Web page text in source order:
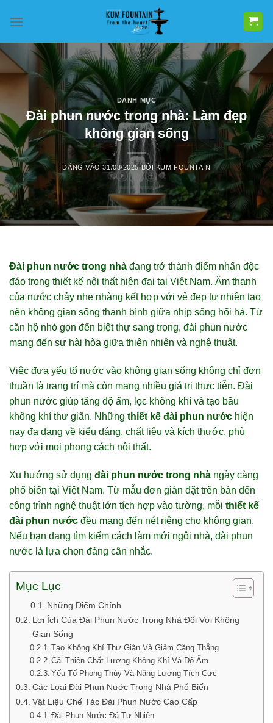
qua
dung
DANH MỤC
Đài phun nước trong nhà: Làm đẹp
không gian sống
ĐĂNG VÀO31/03/2025 BỞI KUM FOUNTAIN
Đài phun nước trong nhà đang trở thành điểm nhấn độc
đáo trong thiết kế nội thất hiện đại tại Việt Nam. Âm thanh
của nước chảy nhẹ nhàng kết hợp với vẻ đẹp tự nhiên tạo
nên không gian sống thanh bình giữa nhịp sống hối hả. Từ
căn hộ nhỏ gọn đến biệt thự sang trọng, đài phun nước
mang đến sự hài hòa giữa thiên nhiên và nghệ thuật.
Việc đưa yếu tố nước vào không gian sống không chỉ đơn
thuần là trang trí mà còn mang nhiều giá trị thực tiễn. Đài
phun nước giúp tăng độ ẩm, lọc không khí và tạo bầu
không khí thư giãn. Những thiết kế đài phun nước hiện
nay đa dạng về kiểu dáng, chất liệu và kích thước, phù
hợp với mọi phong cách nội thất.
Xu hướng sử dụng đài phun nước trong nhà ngày càng
phổ biến tại Việt Nam. Từ mẫu đơn giản đặt trên bàn đến
công trình nghệ thuật lớn tích hợp vào tường, mỗi thiết kế
đài phun nước đều mang đến nét riêng cho không gian.
Nếu bạn đang tìm kiếm cách làm mới ngôi nhà, đài phun
nước là lựa chọn đáng cân nhắc.
Mục Lục
Những Điểm Chính
Lợi Ích Của Đài Phun Nước Trong Nhà Đối Với Không
Gian Sống
Tạo Không Khí Thư Giãn Và Giảm Căng Thẳng
Cải Thiện Chất Lượng Không Khí Và Độ Ẩm
Yếu Tố Phong Thủy Và Năng Lượng Tích Cực
Các Loại Đài Phun Nước Trong Nhà Phổ Biến
Vật Liệu Chế Tác Đài Phun Nước Cao Cấp
Đài Phun Nước Đá Tự Nhiên